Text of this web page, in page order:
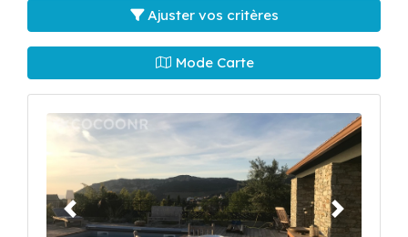
Ajuster vos critères
Mode Carte
Précédent Suivant